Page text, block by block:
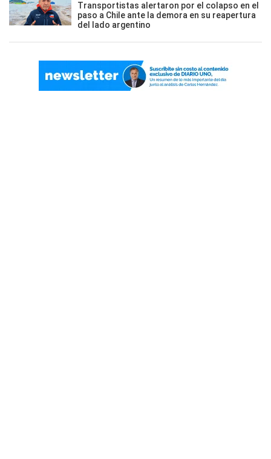
Transportistas alertaron por el colapso en el
paso a Chile ante la demora en su reapertura
del lado argentino